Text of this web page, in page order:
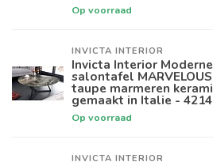
Op voorraad
INVICTA INTERIOR
Invicta Interior Moderne
salontafel
taupe marmeren
gemaakt in Italie -
Op voorraad
INVICTA INTERIOR